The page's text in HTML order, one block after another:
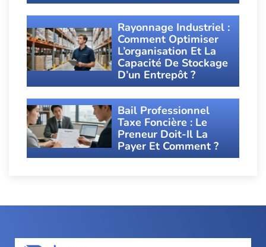
Rayonnage Industriel :
Comment Optimiser
L’organisation Et La
Capacité De Stockage
D’un Entrepôt ?
Bail Professionnel
Taxe Foncière : Le
Preneur Doit-Il La
Payer Et Comment ?